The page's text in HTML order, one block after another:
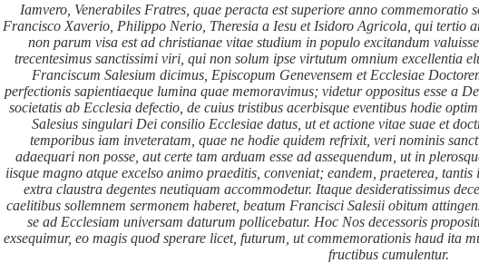
Iamvero, Venerabiles Fratres, quae peracta est superiore anno commemoratio
Francisco Xaverio, Philippo Nerio, Theresia a Iesu et Isidoro Agricola, qui tertio
non parum visa est ad christianae vitae studium in populo excitandum
trecentesimus sanctissimi viri, qui non solum ipse virtutum omnium excellentia
Franciscum Salesium dicimus, Episcopum Genevensem et Ecclesiae
perfectionis sapientiaeque lumina quae memoravimus; videtur oppositus esse a
societatis ab Ecclesia defectio, de cuius tristibus acerbisque eventibus hodie
Salesius singulari Dei consilio Ecclesiae datus, ut et actione vitae suae et
temporibus iam inveteratam, quae ne hodie quidem refrixit, veri nominis
adaequari non posse, aut certe tam arduam esse ad assequendum, ut in
iisque magno atque excelso animo praeditis, conveniat; eandem, praeterea,
extra claustra degentes neutiquam accommodetur. Itaque desideratissimus
caelitibus sollemnem sermonem haberet, beatum Francisci Salesii obitum
se ad Ecclesiam universam daturum pollicebatur. Hoc Nos decessoris
exsequimur, eo magis quod sperare licet, futurum, ut commemorationis haud ita
fructibus cumulentur.